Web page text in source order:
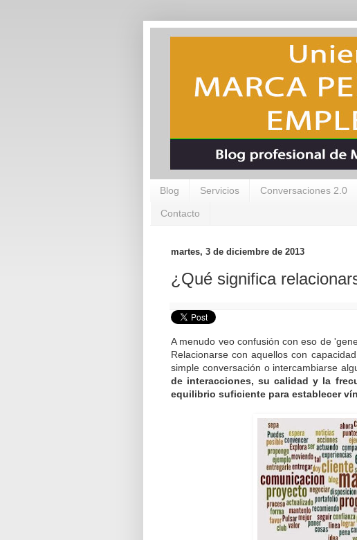
Blog Servicios Conversaciones 2.0
Contacto
martes, 3 de diciembre de 2013
¿Qué significa
A menudo veo confusión con eso de
Relacionarse con aquellos con
simple conversación o intercambiarse
de interacciones, su calidad y la
equilibrio suficiente para establecer